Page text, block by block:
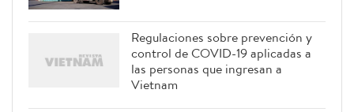
Regulaciones sobre prevención y
control de COVID-19 aplicadas a
las personas que ingresan a
Vietnam